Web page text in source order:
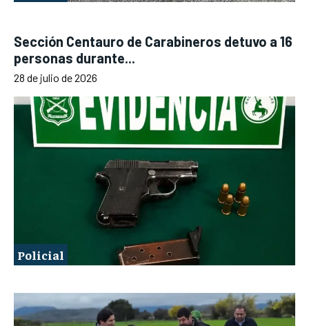
Sección Centauro de Carabineros detuvo a 16
personas durante...
28 de julio de 2026
Policial